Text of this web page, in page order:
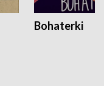
Bohaterki